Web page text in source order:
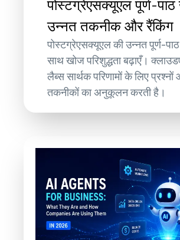
पोस्टग्रेएसक्यूएल पूर्ण-
उन्नत तकनीक और रैंकिंग
पोस्टग्रेएसक्यूएल की उन्नत पूर्ण-
साथ खोज परिशुद्धता बढ़ाएँ।
लैब्स सार्थक परिणामों के लिए
तकनीकों का अनुकूलन करती है।